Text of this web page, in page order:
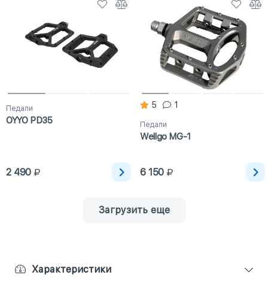
Педали
OYYO PD35
2 490
5 1
Педали
Wellgo MG-1
6 150
Загрузить еще
Характеристики